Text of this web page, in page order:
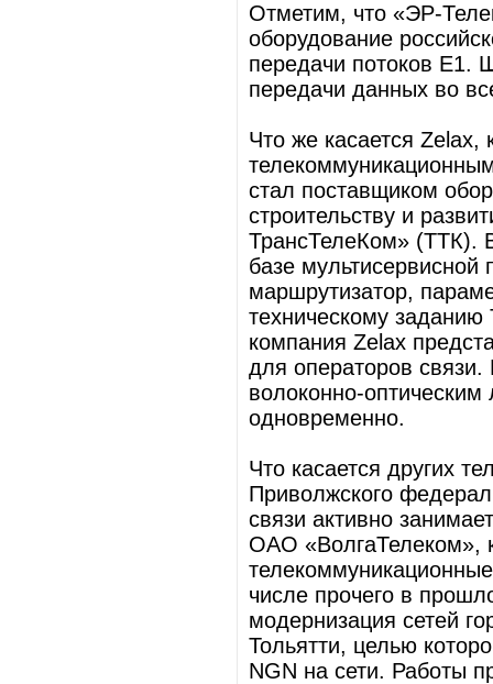
Отметим, что «ЭР-
оборудование
передачи потоков
передачи данных во
Что же касается Zelax,
стал поставщиком
строительству и
ТрансТелеКом» (ТТК).
базе
маршрутизатор,
техническому
компания Zelax
для операторов
волоконно-
одновременно.
Что касается других
Приволжского
связи активно
ОАО «ВолгаТелеком»,
числе прочего в
модернизация сетей
Тольятти, целью
NGN на сети. Работы